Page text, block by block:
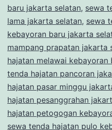
baru jakarta selatan, sewa
lama jakarta selatan, sewa
kebayoran baru jakarta
mampang prapatan jakarta
hajatan melawai kebayoran
tenda hajatan pancoran
hajatan pasar minggu
hajatan pesanggrahan
hajatan petogogan
sewa tenda hajatan pulo